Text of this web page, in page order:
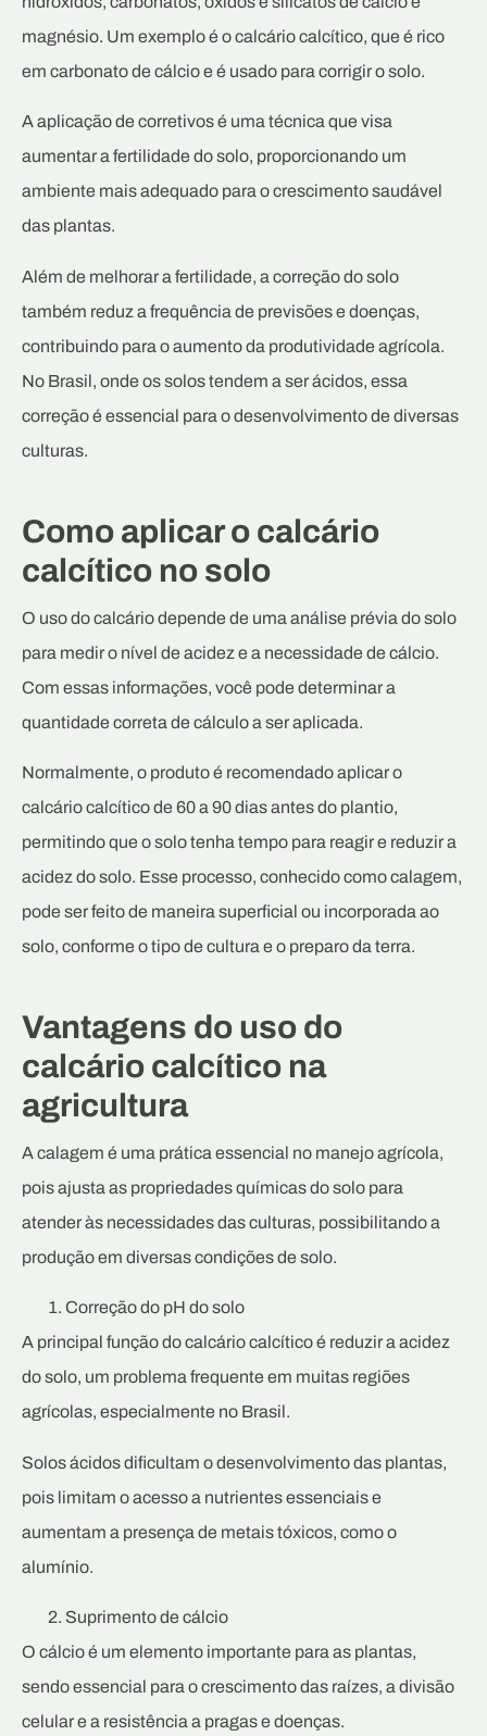
magnésio. Um exemplo é o calcário calcítico, que é rico
em carbonato de cálcio e é usado para corrigir o solo.
A aplicação de corretivos é uma técnica que visa
aumentar a fertilidade do solo, proporcionando um
ambiente mais adequado para o crescimento saudável
das plantas.
Além de melhorar a fertilidade, a correção do solo
também reduz a frequência de previsões e doenças,
contribuindo para o aumento da produtividade agrícola.
No Brasil, onde os solos tendem a ser ácidos, essa
correção é essencial para o desenvolvimento de diversas
culturas.
Como aplicar o calcário
calcítico no solo
O uso do calcário depende de uma análise prévia do solo
para medir o nível de acidez e a necessidade de cálcio.
Com essas informações, você pode determinar a
quantidade correta de cálculo a ser aplicada.
Normalmente, o produto é recomendado aplicar o
calcário calcítico de 60 a 90 dias antes do plantio,
permitindo que o solo tenha tempo para reagir e reduzir a
acidez do solo. Esse processo, conhecido como calagem,
pode ser feito de maneira superficial ou incorporada ao
solo, conforme o tipo de cultura e o preparo da terra.
Vantagens do uso do
calcário calcítico na
agricultura
A calagem é uma prática essencial no manejo agrícola,
pois ajusta as propriedades químicas do solo para
atender às necessidades das culturas, possibilitando a
produção em diversas condições de solo.
Correção do pH do solo
A principal função do calcário calcítico é reduzir a acidez
do solo, um problema frequente em muitas regiões
agrícolas, especialmente no Brasil.
Solos ácidos dificultam o desenvolvimento das plantas,
pois limitam o acesso a nutrientes essenciais e
aumentam a presença de metais tóxicos, como o
alumínio.
Suprimento de cálcio
O cálcio é um elemento importante para as plantas,
sendo essencial para o crescimento das raízes, a divisão
celular e a resistência a pragas e doenças.